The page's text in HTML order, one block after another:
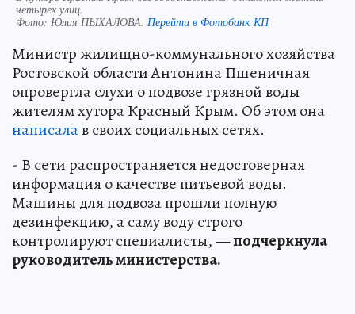
четырех улиц.
Фото: Юлия ПЫХАЛОВА. Перейти в Фотобанк КП
Министр жилищно-коммунального хозяйства
Ростовской области Антонина Пшеничная
опровергла слухи о подвозе грязной воды
жителям хутора Красный Крым. Об этом она
написалав своих социальных сетях.
- В сети распространяется недостоверная
информация о качестве питьевой воды.
Машины для подвоза прошли полную
дезинфекцию, а саму воду строго
контролируют специалисты, —подчеркнула
руководитель министерства.